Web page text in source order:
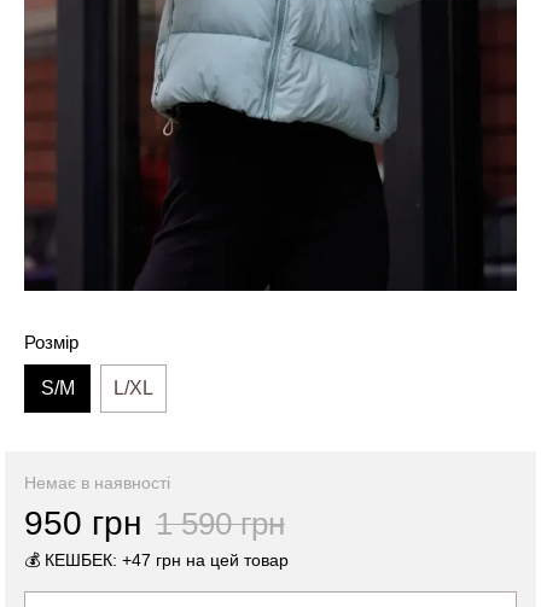
Розмір
S/M L/XL
Немає в наявності
950 грн 1 590 грн
💰 КЕШБЕК: +47 грн на цей товар